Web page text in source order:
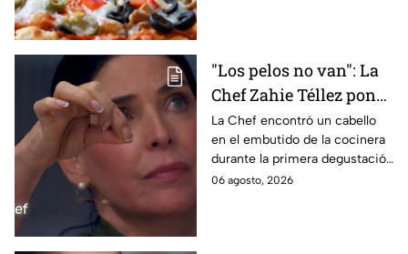
"Los pelos no van": La
Chef Zahie Téllez pone
en evidencia a Carmen
en la gala de mandiles
negros de MasterChef
24/7
La Chef encontró un cabello
en el embutido de la cocinera
durante la primera degustación
de la noche
06 agosto, 2026